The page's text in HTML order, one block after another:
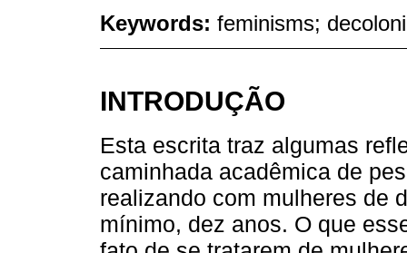
Keywords: feminisms;
INTRODUÇÃO
Esta escrita traz algumas
caminhada acadêmica de
realizando com mulheres de
mínimo, dez anos. O que